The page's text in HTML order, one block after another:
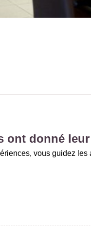
ont donné
vous guidez